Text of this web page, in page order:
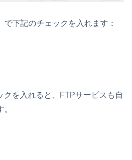
で下記のチェックを入れます：
を入れると、FTPサービスも自